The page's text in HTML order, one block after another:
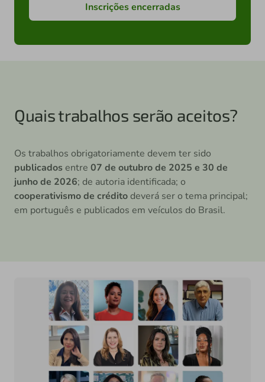
Inscrições encerradas
Quais trabalhos serão aceitos?
Os trabalhos obrigatoriamente devem ter sido
publicados entre 07 de outubro de 2025 e 30 de
junho de 2026; de autoria identificada; o
cooperativismo de créditodeverá ser o tema principal;
em português e publicados em veículos do Brasil.